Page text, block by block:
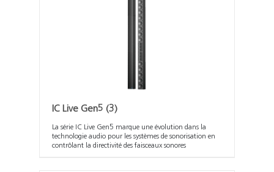
IC Live Gen5 (3)
La série IC Live Gen5 marque une évolution dans la
technologie audio pour les systèmes de sonorisation en
contrôlant la directivité des faisceaux sonores